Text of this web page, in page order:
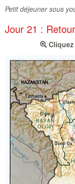
Petit déjeuner sous
Jour 21 :